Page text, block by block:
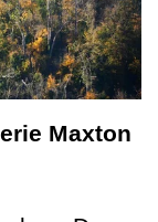
Maxton